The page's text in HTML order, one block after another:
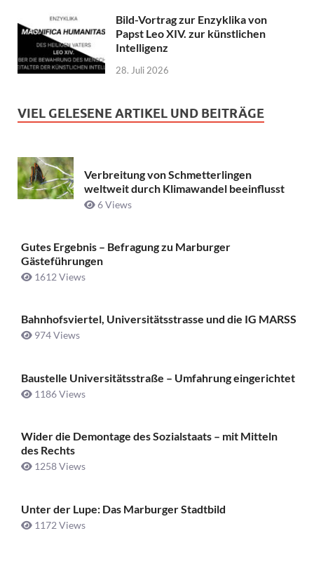
Bild-Vortrag zur Enzyklika von
Papst Leo XIV. zur künstlichen
Intelligenz
28. Juli 2026
VIEL GELESENE ARTIKEL UND BEITRÄGE
Verbreitung von Schmetterlingen
weltweit durch Klimawandel beeinflusst
6 Views
Gutes Ergebnis – Befragung zu Marburger
Gästeführungen
1612 Views
Bahnhofsviertel, Universitätsstrasse und die IG MARSS
974 Views
Baustelle Universitätsstraße ­– Umfahrung eingerichtet
1186 Views
Wider die Demontage des Sozialstaats – mit Mitteln
des Rechts
1258 Views
Unter der Lupe: Das Marburger Stadtbild
1172 Views